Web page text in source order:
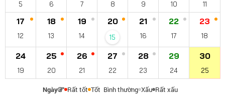
5 6 7 8 9 10 11
17
12
18
13
19
14
20
15
21
16
22
17
23
18
24
19
25
20
26
21
27
22
28
23
29
24
30
25
Ngày Rất tốt Tốt Bình thường Xấu Rất xấu